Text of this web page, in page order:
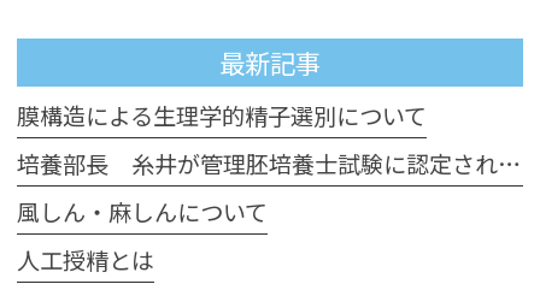
最新記事
膜構造による生理学的精子選別について
培養部長 糸井が管理胚培養士試験に認定されました
風しん・麻しんについて
人工授精とは